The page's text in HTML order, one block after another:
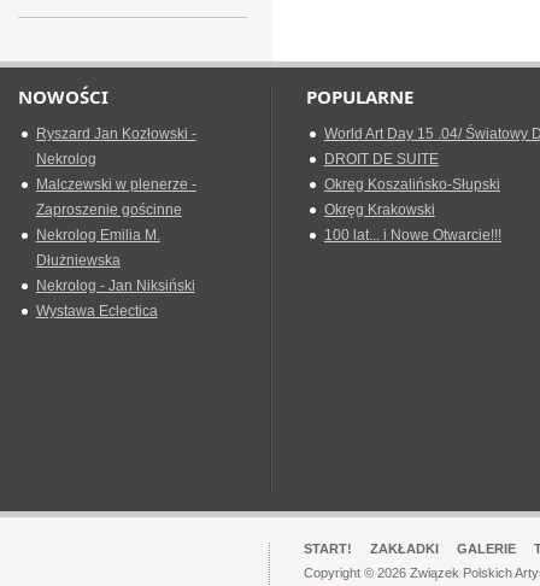
NOWOŚCI
Ryszard Jan Kozłowski -
Nekrolog
Malczewski w plenerze -
Zaproszenie gościnne
Nekrolog Emilia M.
Dłużniewska
Nekrolog - Jan Niksiński
Wystawa Eclectica
POPULARNE
World Art Day 15 .04/ Światowy
DROIT DE SUITE
Okreg Koszalińsko-Słupski
Okręg Krakowski
100 lat... i Nowe Otwarcie!!!
START! ZAKŁADKI GALERIE
Copyright © 2026 Związek Polskich